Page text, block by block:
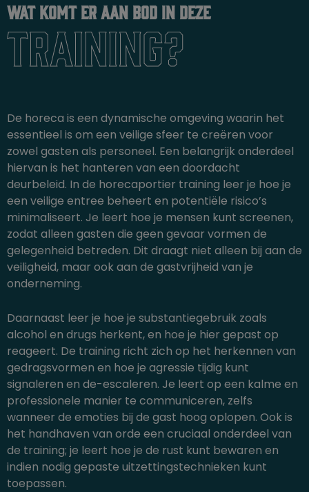
Wat komt er aan bod in deze
training?
De horeca is een dynamische omgeving waarin het
essentieel is om een veilige sfeer te creëren voor
zowel gasten als personeel. Een belangrijk onderdeel
hiervan is het hanteren van een doordacht
deurbeleid. In de horecaportier training leer je hoe je
een veilige entree beheert en potentiële risico’s
minimaliseert. Je leert hoe je mensen kunt screenen,
zodat alleen gasten die geen gevaar vormen de
gelegenheid betreden. Dit draagt niet alleen bij aan de
veiligheid, maar ook aan de gastvrijheid van je
onderneming.
Daarnaast leer je hoe je substantiegebruik zoals
alcohol en drugs herkent, en hoe je hier gepast op
reageert. De training richt zich op het herkennen van
gedragsvormen en hoe je agressie tijdig kunt
signaleren en de-escaleren. Je leert op een kalme en
professionele manier te communiceren, zelfs
wanneer de emoties bij de gast hoog oplopen. Ook is
het handhaven van orde een cruciaal onderdeel van
de training; je leert hoe je de rust kunt bewaren en
indien nodig gepaste uitzettingstechnieken kunt
toepassen.